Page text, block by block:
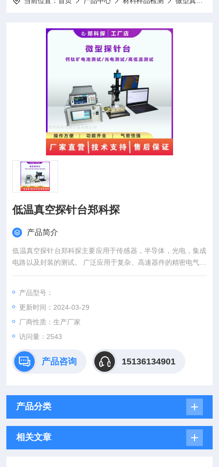
低温真空探针台郑科探
产品简介
低温真空探针台郑科探主要应用于传感器，半导体，光电，集成
电路以及封装的测试。 广泛应用于复杂、高速器件的精密电气测
量的研发，旨在确保质量及可靠性，并缩减研发时间和器件制造
产品型号：
更新时间：2024-03-29
厂商性质：生产厂家
访问量：2543
产品咨询 15136134901
产品分类
相关文章